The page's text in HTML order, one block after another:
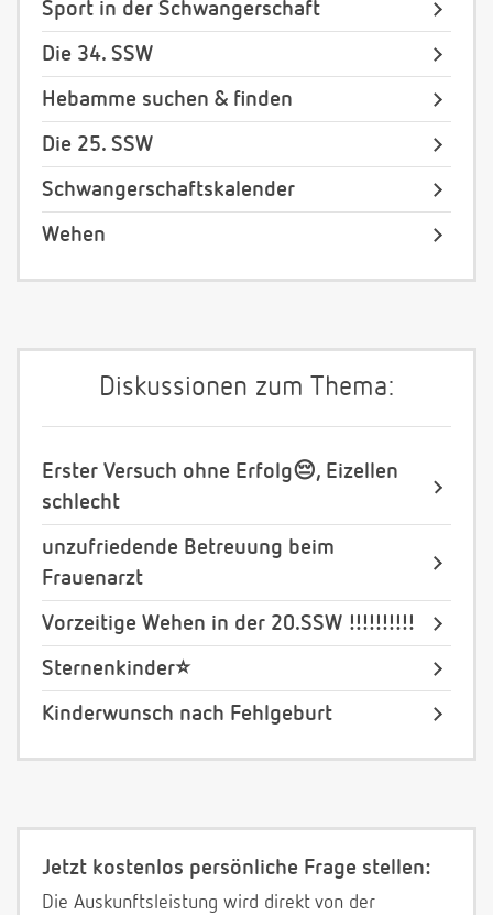
Sport in der Schwangerschaft
Die 34. SSW
Hebamme suchen & finden
Die 25. SSW
Schwangerschaftskalender
Wehen
Diskussionen zum Thema:
Erster Versuch ohne Erfolg😔, Eizellen
schlecht
unzufriedende Betreuung beim
Frauenarzt
Vorzeitige Wehen in der 20.SSW !!!!!!!!!!
Sternenkinder⭐️
Kinderwunsch nach Fehlgeburt
Jetzt kostenlos persönliche Frage stellen:
Die Auskunftsleistung wird direkt von der